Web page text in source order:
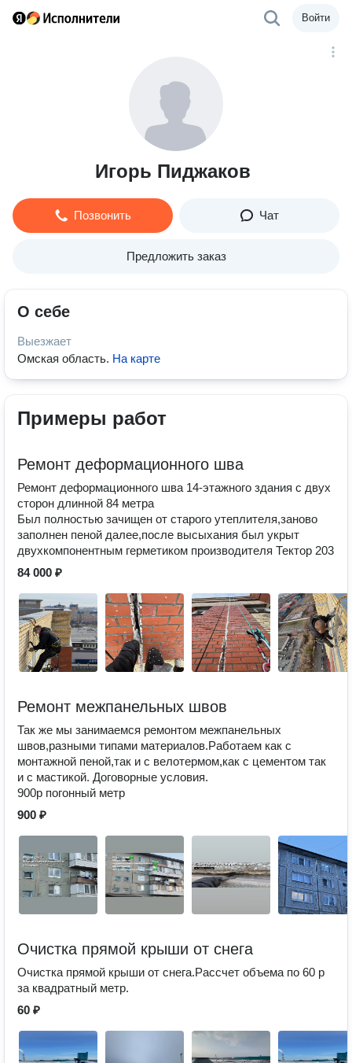
Войти
Игорь Пиджаков
Позвонить Чат
Предложить заказ
О себе
Выезжает
Омская область. На карте
Примеры работ
Ремонт деформационного шва
Ремонт деформационного шва 14-этажного здания с двух
сторон длинной 84 метра
Был полностью зачищен от старого утеплителя,заново
заполнен пеной далее,после высыхания был укрыт
двухкомпонентным герметиком производителя Тектор 203
84 000 ₽
Ремонт межпанельных швов
Так же мы занимаемся ремонтом межпанельных
швов,разными типами материалов.Работаем как с
монтажной пеной,так и с велотермом,как с цементом так
и с мастикой. Договорные условия.
900р погонный метр
900 ₽
Очистка прямой крыши от снега
Очистка прямой крыши от снега.Рассчет объема по 60 р
за квадратный метр.
60 ₽